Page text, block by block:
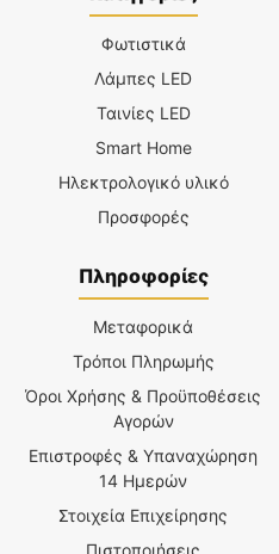
Φωτιστικά
Λάμπες LED
Ταινίες LED
Smart Home
Ηλεκτρολογικό υλικό
Προσφορές
Πληροφορίες
Μεταφορικά
Τρόποι Πληρωμής
Όροι Χρήσης & Προϋποθέσεις
Αγορών
Επιστροφές & Υπαναχώρηση
14 Ημερών
Στοιχεία Επιχείρησης